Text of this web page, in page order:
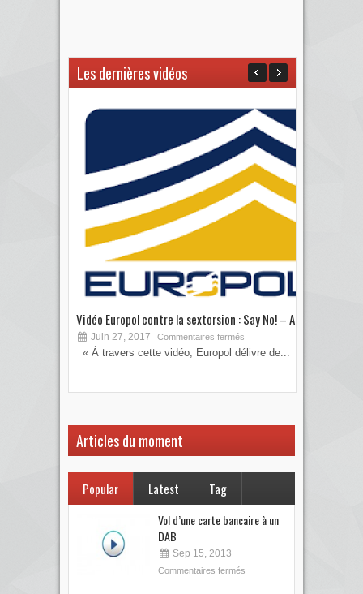
Les dernières vidéos
Vidéo Europol contre la sextorsion : Say No! – A...
Juin 27, 2017 Commentaires fermés
« À travers cette vidéo, Europol délivre de...
Articles du moment
Popular Latest Tag
Vol d’une carte bancaire à un
DAB
Sep 15, 2013
Commentaires fermés